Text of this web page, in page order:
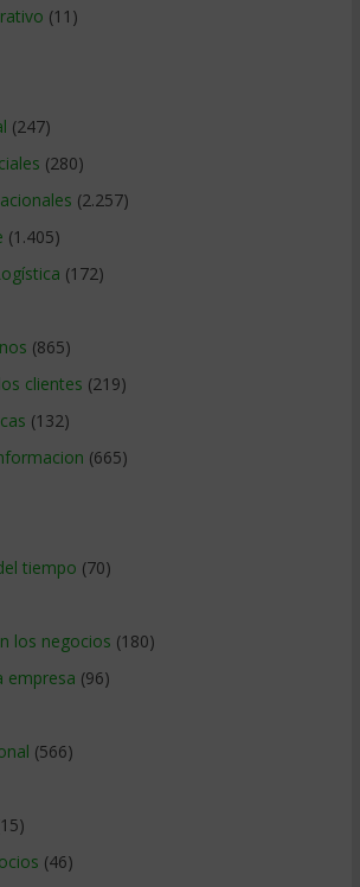
(11)
(247)
(280)
(2.257)
(1.405)
(172)
(865)
clientes (219)
(132)
(665)
tiempo (70)
los negocios (180)
empresa (96)
(566)
(46)